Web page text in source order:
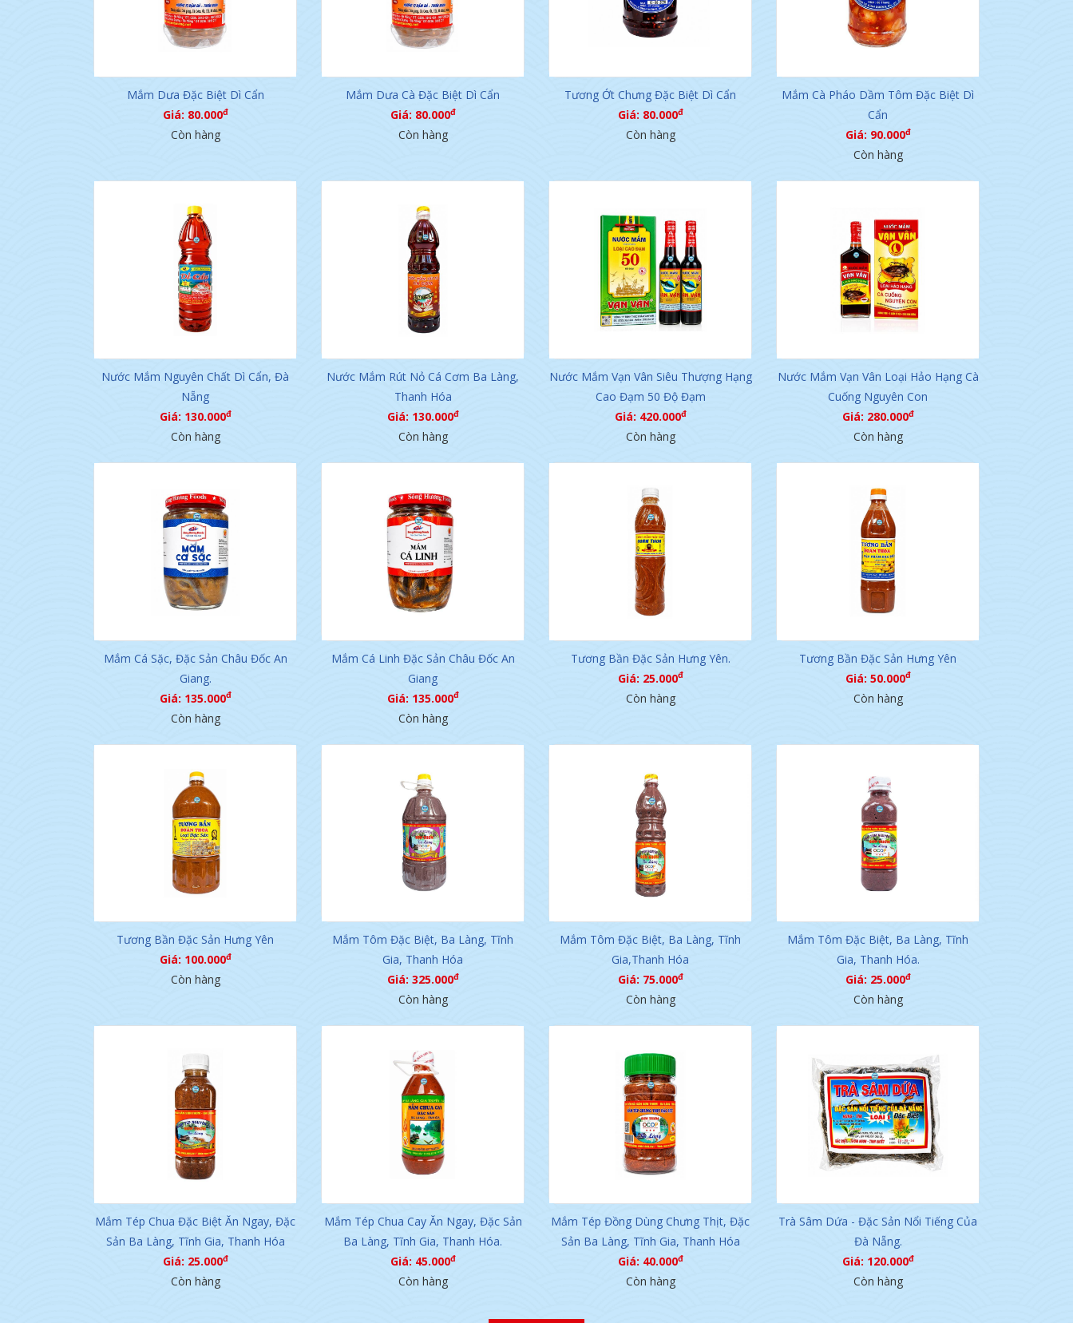
Mắm Dưa Đặc Biệt Dì Cẩn
Giá: 80.000đ
Còn hàng
Mắm Dưa Cà Đặc Biệt Dì Cẩn
Giá: 80.000đ
Còn hàng
Tương Ớt Chưng Đặc Biệt Dì Cẩn
Giá: 80.000đ
Còn hàng
Mắm Cà Pháo Dầm Tôm Đặc Biệt Dì
Cẩn
Giá: 90.000đ
Còn hàng
Nước Mắm Nguyên Chất Dì Cẩn, Đà
Nẵng
Giá: 130.000đ
Còn hàng
Nước Mắm Rút Nỏ Cá Cơm Ba Làng,
Thanh Hóa
Giá: 130.000đ
Còn hàng
Nước Mắm Vạn Vân Siêu Thượng Hạng
Cao Đạm 50 Độ Đạm
Giá: 420.000đ
Còn hàng
Nước Mắm Vạn Vân Loại Hảo Hạng Cà
Cuống Nguyên Con
Giá: 280.000đ
Còn hàng
Mắm Cá Sặc, Đặc Sản Châu Đốc An
Giang.
Giá: 135.000đ
Còn hàng
Mắm Cá Linh Đặc Sản Châu Đốc An
Giang
Giá: 135.000đ
Còn hàng
Tương Bần Đặc Sản Hưng Yên.
Giá: 25.000đ
Còn hàng
Tương Bần Đặc Sản Hưng Yên
Giá: 50.000đ
Còn hàng
Tương Bần Đặc Sản Hưng Yên
Giá: 100.000đ
Còn hàng
Mắm Tôm Đặc Biệt, Ba Làng, Tĩnh
Gia, Thanh Hóa
Giá: 325.000đ
Còn hàng
Mắm Tôm Đặc Biệt, Ba Làng, Tĩnh
Gia,Thanh Hóa
Giá: 75.000đ
Còn hàng
Mắm Tôm Đặc Biệt, Ba Làng, Tĩnh
Gia, Thanh Hóa.
Giá: 25.000đ
Còn hàng
Mắm Tép Chua Đặc Biệt Ăn Ngay, Đặc
Sản Ba Làng, Tĩnh Gia, Thanh Hóa
Giá: 25.000đ
Còn hàng
Mắm Tép Chua Cay Ăn Ngay, Đặc Sản
Ba Làng, Tĩnh Gia, Thanh Hóa.
Giá: 45.000đ
Còn hàng
Mắm Tép Đồng Dùng Chưng Thịt, Đặc
Sản Ba Làng, Tĩnh Gia, Thanh Hóa
Giá: 40.000đ
Còn hàng
Trà Sâm Dứa - Đặc Sản Nổi Tiếng Của
Đà Nẵng.
Giá: 120.000đ
Còn hàng